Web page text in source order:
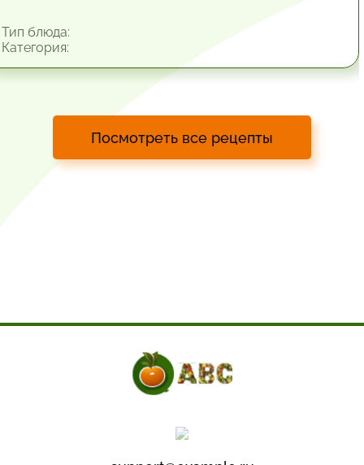
блюда:
Посмотреть все рецепты